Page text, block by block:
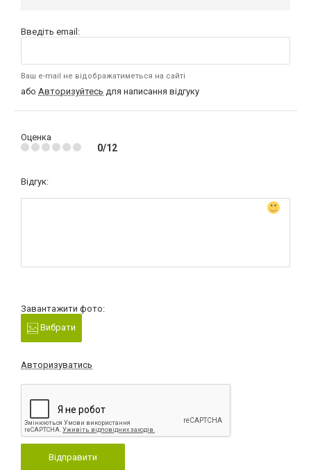
Введіть email:
Ваш e-mail не відображатиметься на сайті
або Авторизуйтесь для написання відгуку
Оценка
0/12
Відгук:
Завантажити фото:
Вибрати
Авторизуватись
Відправити